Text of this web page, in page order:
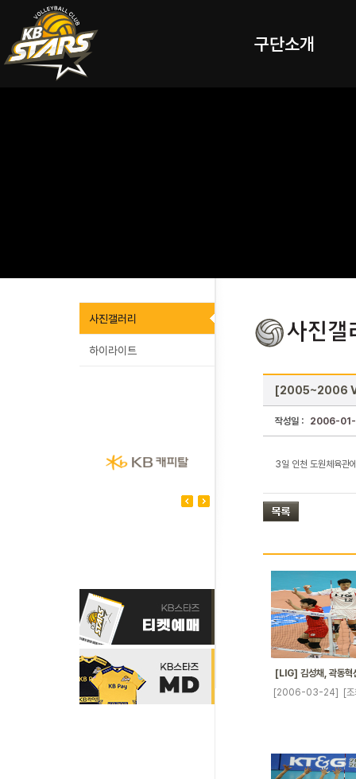
구단소개
사진갤러리
하이라이트
[2005~2006 V-
작성일 : 2006-
3일 인천 도원체육관
[LIG] 김성채, 곽동혁
[2006-03-24]
[